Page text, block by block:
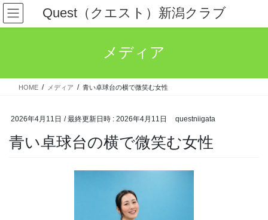
コ
ン
テ
ス
ナ
ビ
ゲ
ン
Quest（クエスト）新潟クラブ
メディア
HOME メディア 青い卓球台の横で微笑む女性
2026年4月11日 / 最終更新日時 : 2026年4月11日 questniigata
青い卓球台の横で微笑む女性